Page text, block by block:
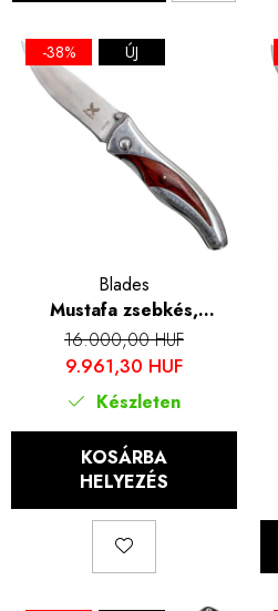
-38% ÚJ
Blades
Mustafa zsebkés,
kempingezés és túrázás,
Rozsdamentes acél 440B,
16.000,00 HUF
9.961,30 HUF
Készleten
KOSÁRBA
HELYEZÉS